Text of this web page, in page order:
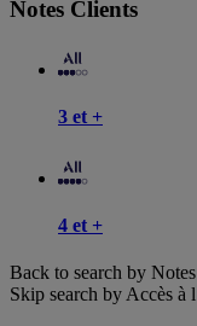
Notes Clients
3 et +
4 et +
Back to search by
Skip search by Accès à